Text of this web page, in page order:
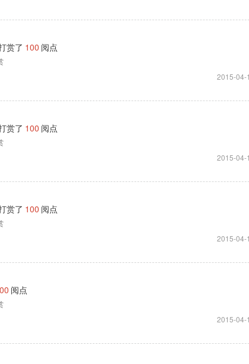
赏了 100 阅点
2015-04-
赏了 100 阅点
2015-04-
赏了 100 阅点
2015-04-
阅点
2015-04-